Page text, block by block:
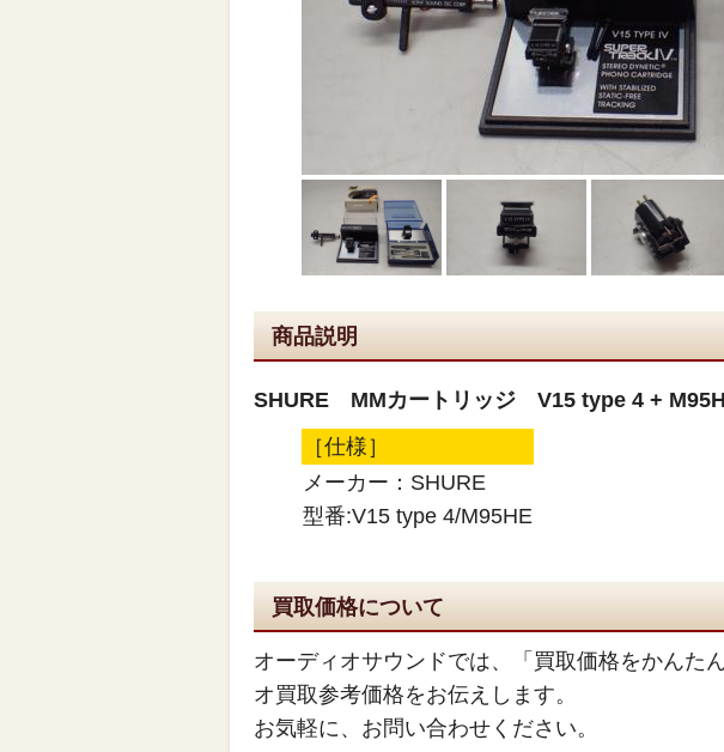
商品説明
SHURE MMカートリッジ V15 type 4 +
［仕様］
メーカー：SHURE
型番:V15 type 4/M95HE
買取価格について
オーディオサウンドでは、「買取価格をかんた
オ買取参考価格をお伝えします。
お気軽に、お問い合わせください。